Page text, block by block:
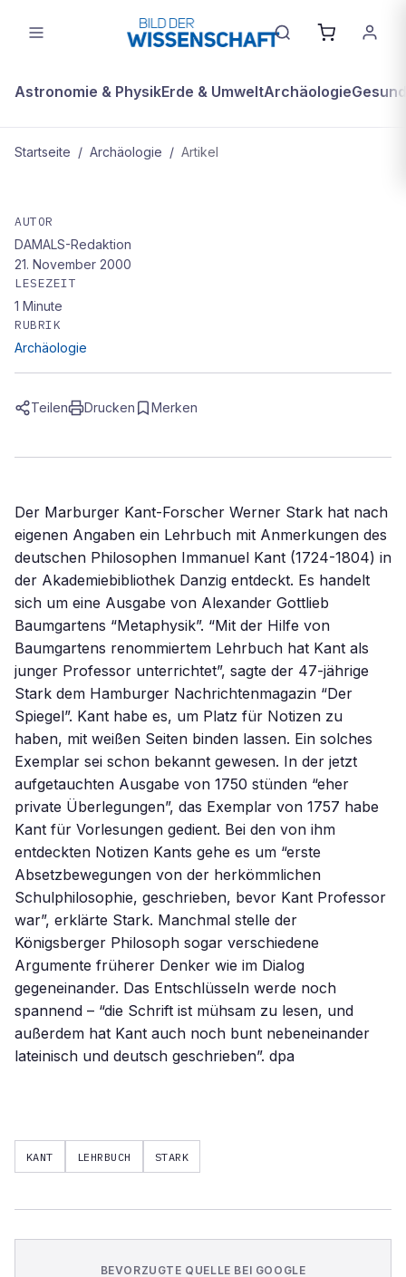
Astronomie & PhysikErde & UmweltArchäologie
Startseite / Archäologie / Artikel
Metaphysik-Lehrbuch mit
Anmerkungen Kants in Danzig
entdeckt
AUTOR
DAMALS-Redaktion
21. November 2000
LESEZEIT
1 Minute
RUBRIK
Archäologie
Teilen Drucken Merken
Der Marburger Kant-Forscher Werner Stark hat nach
eigenen Angaben ein Lehrbuch mit Anmerkungen des
deutschen Philosophen Immanuel Kant (1724-1804) in
der Akademiebibliothek Danzig entdeckt. Es handelt
sich um eine Ausgabe von Alexander Gottlieb
Baumgartens “Metaphysik”. “Mit der Hilfe von
Baumgartens renommiertem Lehrbuch hat Kant als
junger Professor unterrichtet”, sagte der 47-jährige
Stark dem Hamburger Nachrichtenmagazin “Der
Spiegel”. Kant habe es, um Platz für Notizen zu
haben, mit weißen Seiten binden lassen. Ein solches
Exemplar sei schon bekannt gewesen. In der jetzt
aufgetauchten Ausgabe von 1750 stünden “eher
private Überlegungen”, das Exemplar von 1757 habe
Kant für Vorlesungen gedient. Bei den von ihm
entdeckten Notizen Kants gehe es um “erste
Absetzbewegungen von der herkömmlichen
Schulphilosophie, geschrieben, bevor Kant Professor
war”, erklärte Stark. Manchmal stelle der
Königsberger Philosoph sogar verschiedene
Argumente früherer Denker wie im Dialog
gegeneinander. Das Entschlüsseln werde noch
spannend – “die Schrift ist mühsam zu lesen, und
außerdem hat Kant auch noch bunt nebeneinander
lateinisch und deutsch geschrieben”. dpa
KANT LEHRBUCH STARK
BEVORZUGTE QUELLE BEI GOOGLE